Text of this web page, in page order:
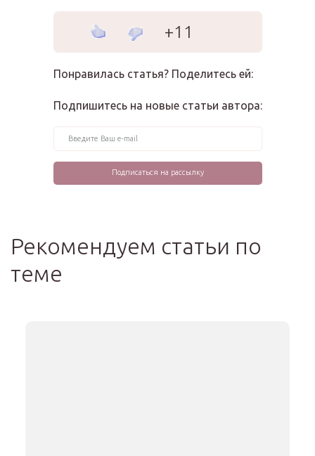
+11
Понравилась статья? Поделитесь ей:
Подпишитесь на новые статьи автора:
Рекомендуем статьи по
теме